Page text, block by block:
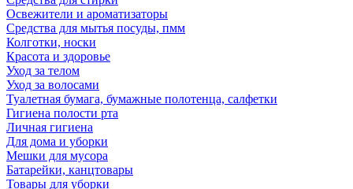
Освежители и ароматизаторы
Средства для мытья посуды, пмм
Колготки, носки
Красота и здоровье
Уход за телом
Уход за волосами
Туалетная бумага, бумажные полотенца, салфетки
Гигиена полости рта
Личная гигиена
Для дома и уборки
Мешки для мусора
Батарейки, канцтовары
Товары для уборки